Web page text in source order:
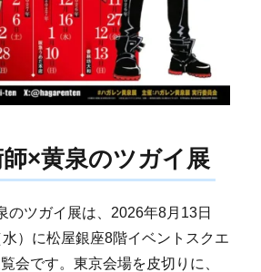
×黄泉のツガイ展
のツガイ展は、2026年8月13日
水）に松屋銀座8階イベントスクエ
会です。東京会場を皮切りに、